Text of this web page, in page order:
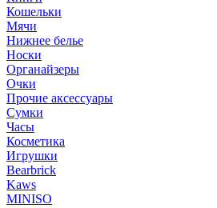
Кошельки
Мячи
Нижнее белье
Носки
Органайзеры
Очки
Прочие аксессуары
Сумки
Часы
Косметика
Игрушки
Bearbrick
Kaws
MINISO